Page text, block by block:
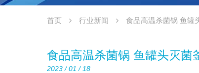
首页 行业新闻 食品高温杀菌锅 鱼罐
食品高温杀菌锅 鱼罐头灭菌
2023 / 01 / 18